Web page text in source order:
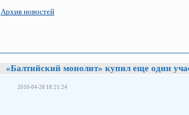
Архив новостей
«Балтийский монолит» купил еще один
2010-04-28 18:21:24